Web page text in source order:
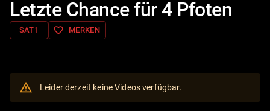
Letzte Chance für 4 Pfoten
SAT1 favorite_border MERKEN
Leider derzeit keine Videos verfügbar.